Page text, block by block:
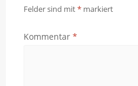
Felder sind mit* markiert
Kommentar *